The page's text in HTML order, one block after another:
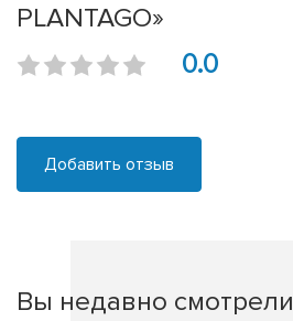
PLANTAGO»
0.0
Добавить отзыв
Вы недавно смотрели